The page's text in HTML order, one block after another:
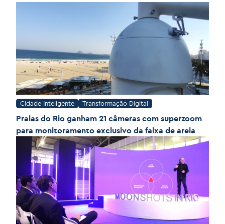
Cidade Inteligente Transformação Digital
Praias do Rio ganham 21 câmeras com superzoom
para monitoramento exclusivo da faixa de areia